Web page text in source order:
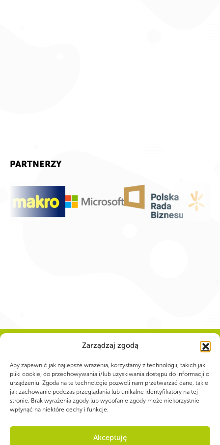
Zarządzaj zgodą
Aby zapewnić jak najlepsze wrażenia, korzystamy z technologii, takich jak
pliki cookie, do przechowywania i/lub uzyskiwania dostępu do informacji o
urządzeniu. Zgoda na te technologie pozwoli nam przetwarzać dane, takie
jak zachowanie podczas przeglądania lub unikalne identyfikatory na tej
stronie. Brak wyrażenia zgody lub wycofanie zgody może niekorzystnie
wpłynąć na niektóre cechy i funkcje.
Akceptuję
PARTNERZY
WSPÓLNIE DLA HARCERSKIEJ MISJI
Twoje wsparcie, nasza
siła!